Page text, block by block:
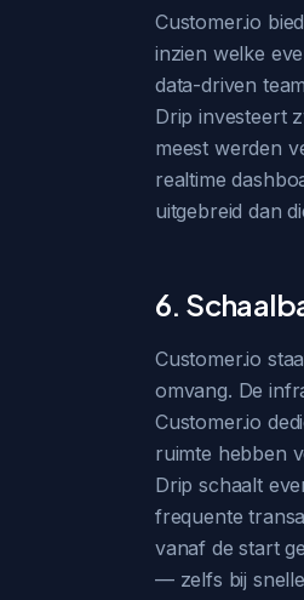
Customer.io
inzien welke
data-driven
Drip investeert
meest werden
realtime
uitgebreid dan
6.
Customer.io
omvang. De
Customer.io
ruimte hebben
Drip schaalt
frequente
vanaf de start
— zelfs bij